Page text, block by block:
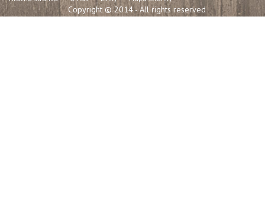
Copyright © 2014 - All rights reserved